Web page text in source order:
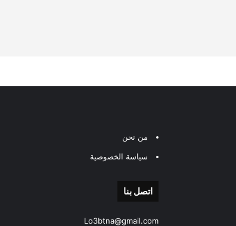
من نحن
سياسة الخصوصية
اتصل بنا
Lo3btna@gmail.com